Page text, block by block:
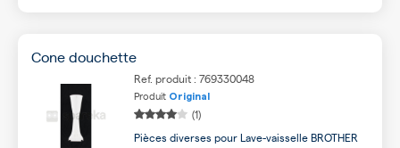
Cone douchette
Ref. produit : 769330048
Produit Original
(1)
Pièces diverses pour Lave-vaisselle BROTHER